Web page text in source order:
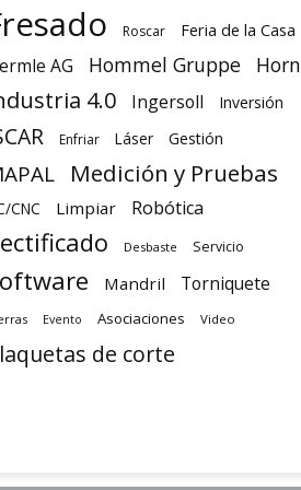
Roscar Feria de la Casa
AG Hommel Gruppe Horn
4.0 Ingersoll Inversión
Enfriar Láser Gestión
Medición y Pruebas
CNC Limpiar Robótica
Desbaste Servicio
Mandril Torniquete
Evento Asociaciones Video
de corte